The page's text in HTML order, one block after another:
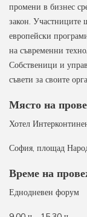
промени в бизнес
закон. Участниците
европейски
на съвременни
Собственици и
съвети за своите
Място на
Хотел
София, площад
Време на
Еднодневен форум